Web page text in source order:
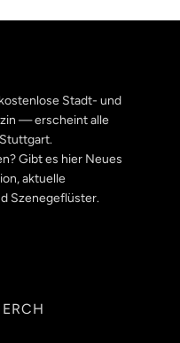
Stadt- und
— erscheint alle
Gibt es hier Neues
aktuelle
Szenegeflüster.